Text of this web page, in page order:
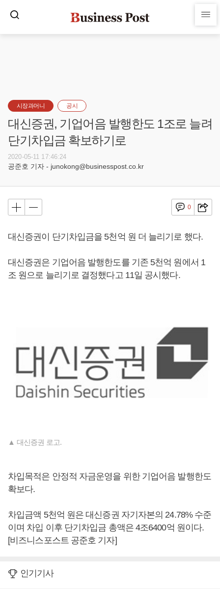
시장과머니 공시
대신증권, 기업어음 발행한도 1조로 늘려
단기차입금 확보하기로
2020-05-11 17:46:24
공준호 기자 - junokong@businesspost.co.kr
0
대신증권이 단기차입금을 5천억 원 더 늘리기로 했다.
대신증권은 기업어음 발행한도를 기존 5천억 원에서 1
조 원으로 늘리기로 결정했다고 11일 공시했다.
▲ 대신증권 로고.
차입목적은 안정적 자금운영을 위한 기업어음 발행한도
확보다.
차입금액 5천억 원은 대신증권 자기자본의 24.78% 수준
이며 차입 이후 단기차입금 총액은 4조6400억 원이다.
[비즈니스포스트 공준호 기자]
인기기사